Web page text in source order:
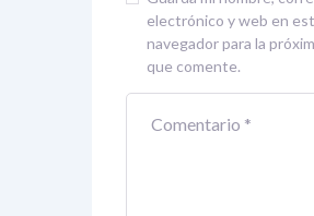
electrónico y web en
navegador para la
que comente.